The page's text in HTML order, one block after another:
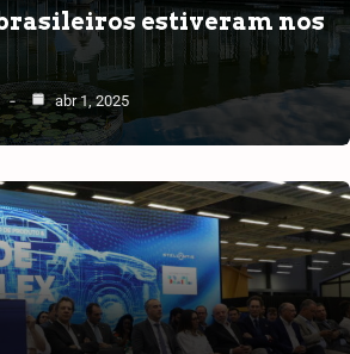
estiveram nos
abr 1, 2025